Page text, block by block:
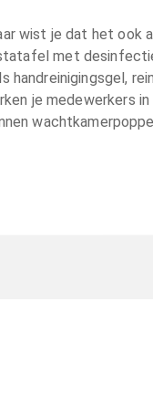
wist je dat het ook
met
je medewerkers